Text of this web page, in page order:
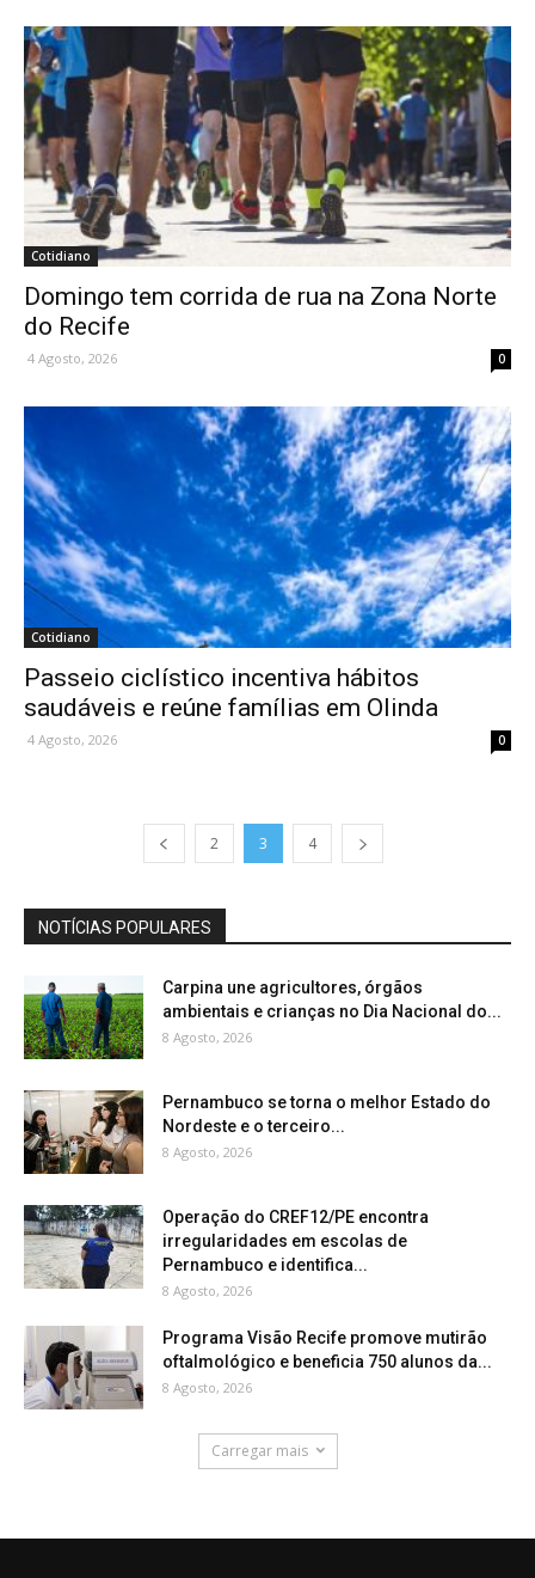
Cotidiano
Domingo tem corrida de rua na Zona Norte
do Recife
4 Agosto, 2026 0
Cotidiano
Passeio ciclístico incentiva hábitos
saudáveis e reúne famílias em Olinda
4 Agosto, 2026 0
2 3 4
NOTÍCIAS POPULARES
Carpina une agricultores, órgãos
ambientais e crianças no Dia Nacional do...
8 Agosto, 2026
Pernambuco se torna o melhor Estado do
Nordeste e o terceiro...
8 Agosto, 2026
Operação do CREF12/PE encontra
irregularidades em escolas de
Pernambuco e identifica...
8 Agosto, 2026
Programa Visão Recife promove mutirão
oftalmológico e beneficia 750 alunos da...
8 Agosto, 2026
Carregar mais